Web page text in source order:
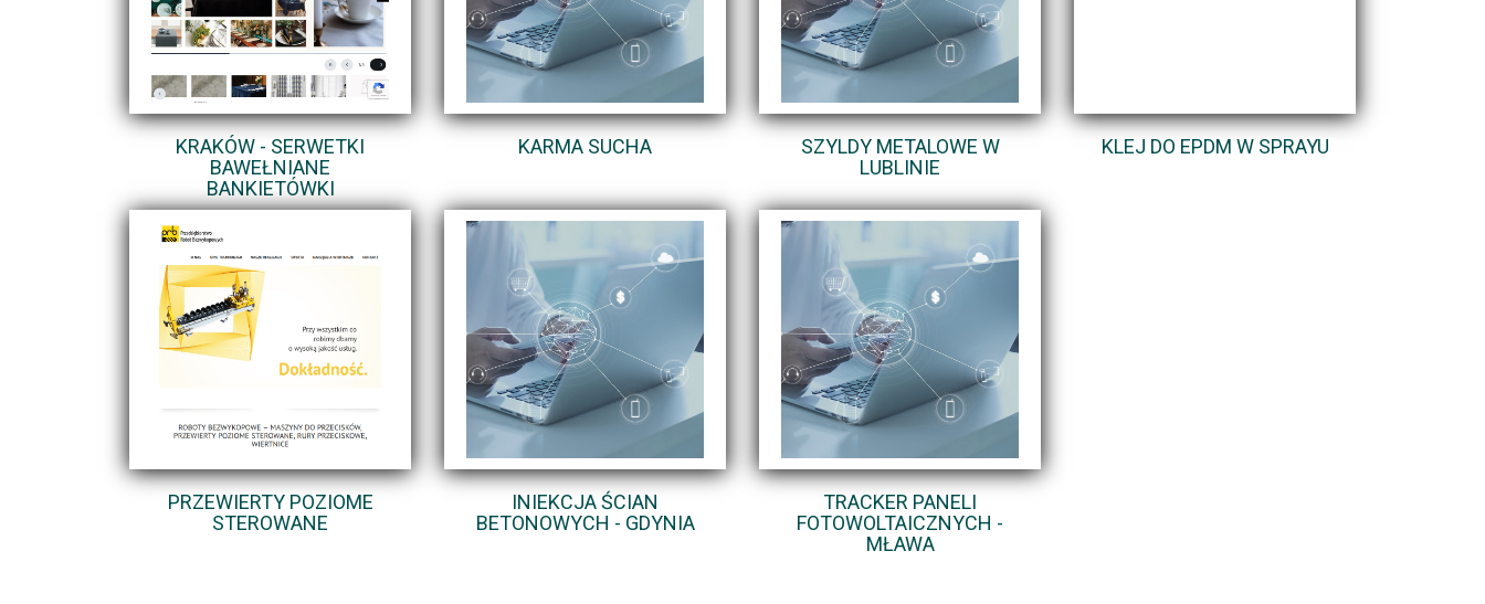
KRAKÓW - SERWETKI
BAWEŁNIANE
BANKIETÓWKI
KARMA SUCHA
SZYLDY METALOWE W
LUBLINIE
KLEJ DO EPDM W SPRAYU
PRZEWIERTY POZIOME
STEROWANE
INIEKCJA ŚCIAN
BETONOWYCH - GDYNIA
TRACKER PANELI
FOTOWOLTAICZNYCH -
MŁAWA